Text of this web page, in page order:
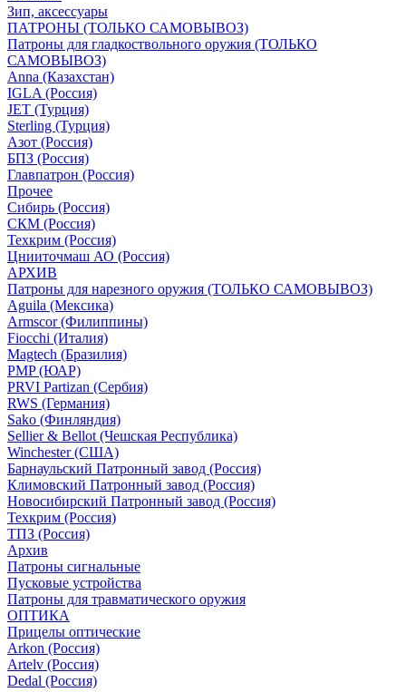
Зип, аксессуары
ПАТРОНЫ (ТОЛЬКО САМОВЫВОЗ)
Патроны для гладкоствольного оружия (ТОЛЬКО
САМОВЫВОЗ)
Anna (Казахстан)
IGLA (Россия)
JET (Турция)
Sterling (Турция)
Азот (Россия)
БПЗ (Россия)
Главпатрон (Россия)
Прочее
Сибирь (Россия)
СКМ (Россия)
Техкрим (Россия)
Цнииточмаш АО (Россия)
АРХИВ
Патроны для нарезного оружия (ТОЛЬКО САМОВЫВОЗ)
Aguila (Мексика)
Armscor (Филиппины)
Fiocchi (Италия)
Magtech (Бразилия)
PMP (ЮАР)
PRVI Partizan (Сербия)
RWS (Германия)
Sako (Финляндия)
Sellier & Bellot (Чешская Республика)
Winchester (США)
Барнаульский Патронный завод (Россия)
Климовский Патронный завод (Россия)
Новосибирский Патронный завод (Россия)
Техкрим (Россия)
ТПЗ (Россия)
Архив
Патроны сигнальные
Пусковые устройства
Патроны для травматического оружия
ОПТИКА
Прицелы оптические
Arkon (Россия)
Artelv (Россия)
Dedal (Россия)